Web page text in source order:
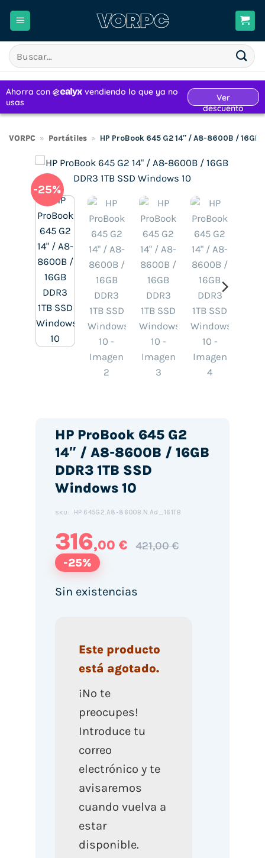
Buscar
por:
VORPC » Portátiles » HP ProBook 645 G2 14″ / A8-8600B / 16GB
-25%
HP ProBook 645 G2
14″ / A8-8600B / 16GB
DDR3 1TB SSD
Windows 10
SKU: HP.645G2.A8-8600B.N.Ad_161TB
316,00 € 421,00 €
-25%
Sin existencias
Este producto
está agotado.
¡No te
preocupes!
Introduce tu
correo
electrónico y te
avisaremos
cuando vuelva a
estar
disponible.